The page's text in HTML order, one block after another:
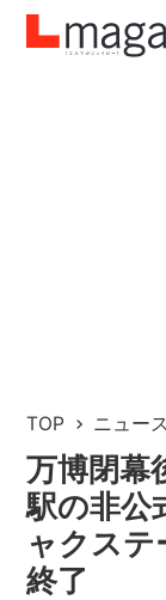
TOP ニュース
万博閉
駅の非公
ャクス
終了